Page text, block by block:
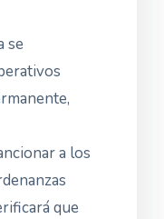
se
a los
que